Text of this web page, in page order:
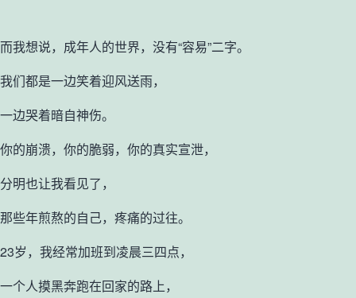
而我想说，成年人的世界，没有“容易”二字。
我们都是一边笑着迎风送雨，
一边哭着暗自神伤。
你的崩溃，你的脆弱，你的真实宣泄，
分明也让我看见了，
那些年煎熬的自己，疼痛的过往。
23岁，我经常加班到凌晨三四点，
一个人摸黑奔跑在回家的路上，